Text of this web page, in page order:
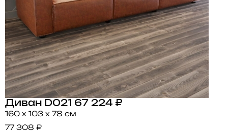
Диван D021 67 224 ₽
160 x 103 x 78 см
77 308 ₽